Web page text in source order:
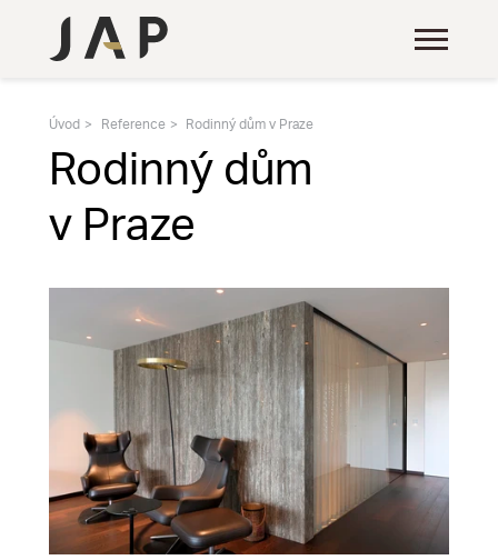
Úvod Reference Rodinný dům v Praze
Rodinný dům
v Praze